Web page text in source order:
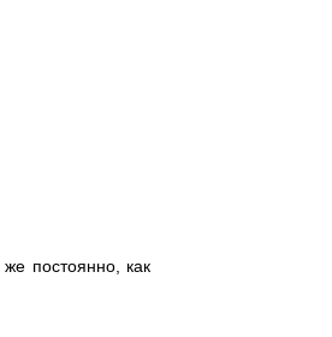
постоянно, как